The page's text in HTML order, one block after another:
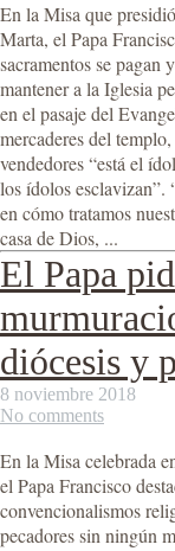
En la Misa que
Marta, el Papa
sacramentos se pagan
mantener a la Iglesia
en el pasaje del
mercaderes del
vendedores “está el
los ídolos esclavizan”.
en cómo tratamos
casa de Dios, ...
El Papa
diócesis y
8 noviembre 2018
No comments
En la Misa celebrada
el Papa Francisco
convencionalismos
pecadores sin ningún